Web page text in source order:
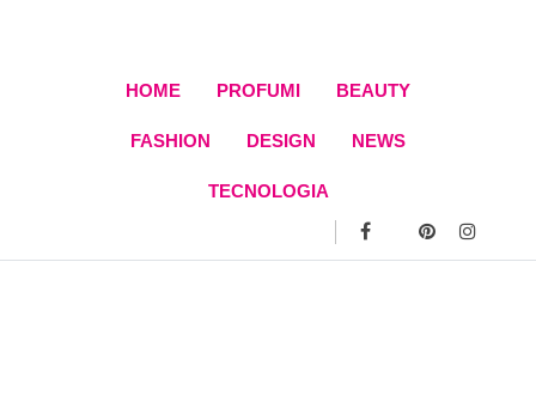
HOME PROFUMI BEAUTY
FASHION DESIGN NEWS
TECNOLOGIA